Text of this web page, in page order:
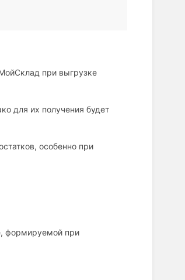
при выгрузке
для их получения будет
особенно при
формируемой при